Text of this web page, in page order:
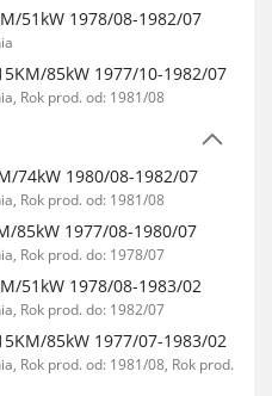
51kW 1978/08-1982/07
85kW 1977/10-1982/07
Rok prod. od: 1981/08
74kW 1980/08-1982/07
Rok prod. od: 1981/08
85kW 1977/08-1980/07
Rok prod. do: 1978/07
51kW 1978/08-1983/02
Rok prod. do: 1982/07
85kW 1977/07-1983/02
Rok prod. od: 1981/08, Rok prod.